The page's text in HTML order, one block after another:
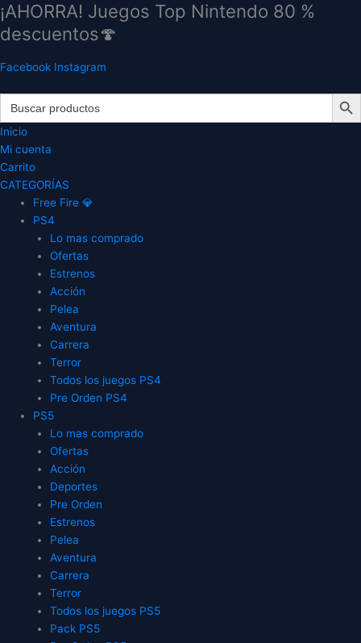
Ir
contenido
¡AHORRA! Juegos Top Nintendo 80 %
descuentos🍄
Facebook Instagram
Search
for:
Search
Inicio
Mi cuenta
Carrito
CATEGORÍAS
Free Fire 💎
PS4
Lo mas comprado
Ofertas
Estrenos
Acción
Pelea
Aventura
Carrera
Terror
Todos los juegos PS4
Pre Orden PS4
PS5
Lo mas comprado
Ofertas
Acción
Deportes
Pre Orden
Estrenos
Pelea
Aventura
Carrera
Terror
Todos los juegos PS5
Pack PS5